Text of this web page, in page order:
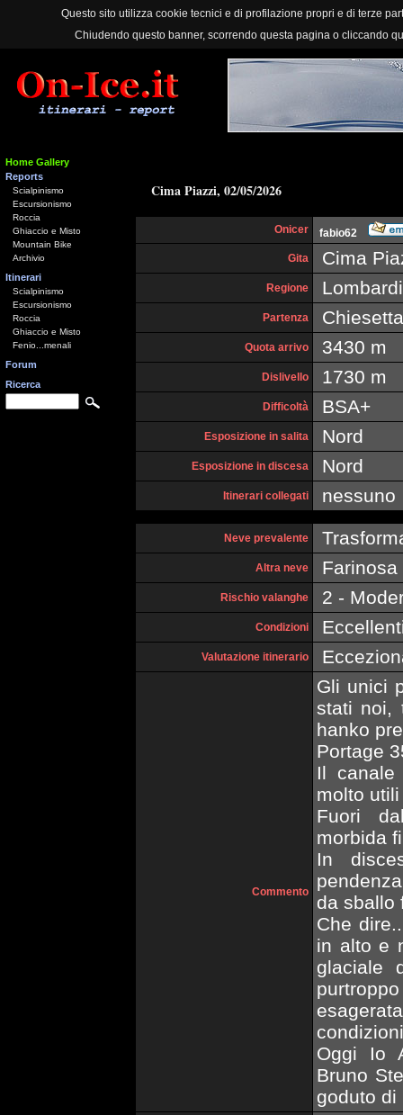
Questo sito utilizza cookie tecnici e di profilazione propri e di terze
Chiudendo questo banner, scorrendo questa pagina o cliccando
Home Gallery
Reports
Scialpinismo
Escursionismo
Roccia
Ghiaccio e Misto
Mountain Bike
Archivio
Itinerari
Scialpinismo
Escursionismo
Roccia
Ghiaccio e Misto
Fenio...menali
Forum
Ricerca
Cima Piazzi, 02/05/2026
Onicer
fabio62
Gita
Cima
Regione
Partenza
Quota arrivo 3430 m
Dislivello 1730 m
Difficoltà BSA+
Esposizione in salita Nord
Esposizione in discesa Nord
Itinerari collegati nessuno
Neve prevalente
Altra neve Farinosa
Rischio valanghe 2 -
Condizioni
Valutazione itinerario
Commento
Gli unici
stati noi,
hanko
Portage
Il
molto
Fuori
morbida
In
da sballo
Che
in alto e
glaciale
Oggi Io
Bruno
goduto di